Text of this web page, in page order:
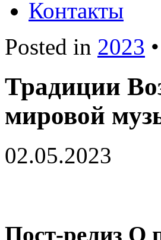
Контакты
Posted in 2023 •
Традиции
мировой
02.05.2023
Пост-релиз О